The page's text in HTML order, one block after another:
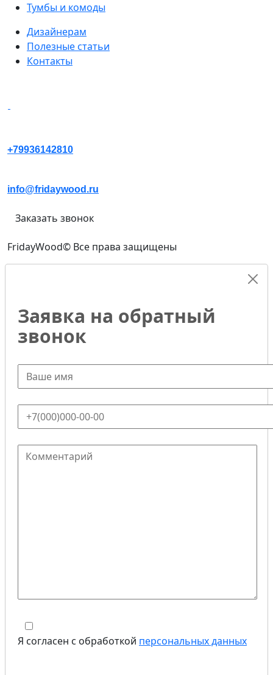
Тумбы и комоды
Дизайнерам
Полезные статьи
Контакты
+79936142810
info@fridaywood.ru
Заказать звонок
FridayWood© Все права защищены
Заявка на обратный
звонок
Я согласен с обработкой персональных данных